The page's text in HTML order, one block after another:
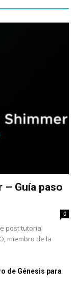
– Guía paso
0
post tutorial
miembro de la
de Génesis para